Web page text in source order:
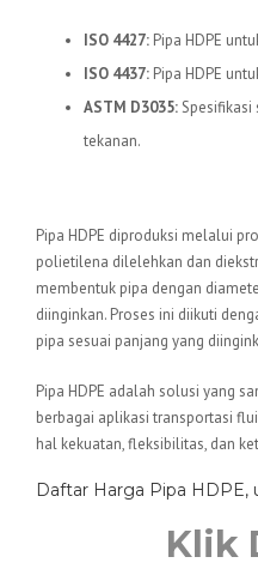
ISO 4427: Pipa HDPE
ISO 4437: Pipa HDPE
ASTM D3035:Spesifikasi
tekanan.
Pipa HDPE diproduksi melalui
polietilena dilelehkan dan
membentuk pipa dengan
diinginkan. Proses ini diikuti
pipa sesuai panjang yang
Pipa HDPE adalah solusi yang
berbagai aplikasi transportasi
hal kekuatan, fleksibilitas, dan
Daftar Harga Pipa HDPE,
Klik